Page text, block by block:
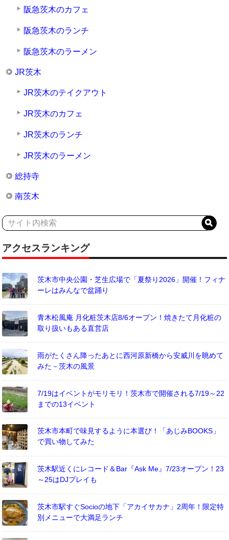
阪急茨木のカフェ
阪急茨木のランチ
阪急茨木のラーメン
JR茨木
JR茨木のテイクアウト
JR茨木のカフェ
JR茨木のランチ
JR茨木のラーメン
総持寺
南茨木
アクセスランキング
茨木市中央公園・芝生広場で「夏祭り2026」開催！フィナ
ーレはみんなで盆踊り
青木松風庵 月化粧茨木店8/6オープン！焼きたて月化粧の
取り扱いもある直営店
雨がたくさん降ったあとに西河原新橋から安威川を眺めて
みた－茨木の風景
7/19はイベントがモリモリ！茨木市で開催される7/19～22
までの13イベント
茨木市本町で味見するように本選び！「あじみBOOKS」
で買い物してみた
茨木駅近くにレコード＆Bar『Ask Me』7/23オープン！23
～25はDJプレイも
茨木市駅すぐSocioの地下「アカイサカナ」2周年！限定特
別メニューで大満足ランチ